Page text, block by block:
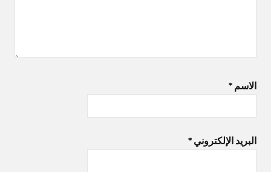
الاسم *
البريد الإلكتروني *